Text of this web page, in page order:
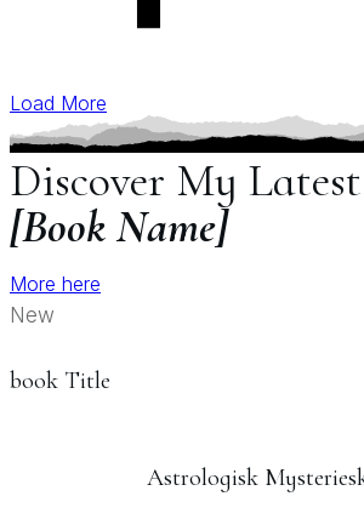
Load More
Discover My
[Book Name]
More here
New
book Title
Astrologisk